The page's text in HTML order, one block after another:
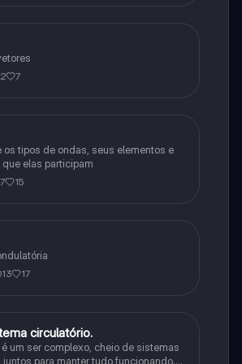
7
os tipos de ondas, seus elementos e
elas participam
15
17
circulatório.
um ser complexo, cheio de sistemas
juntos para manter tudo funcionando.